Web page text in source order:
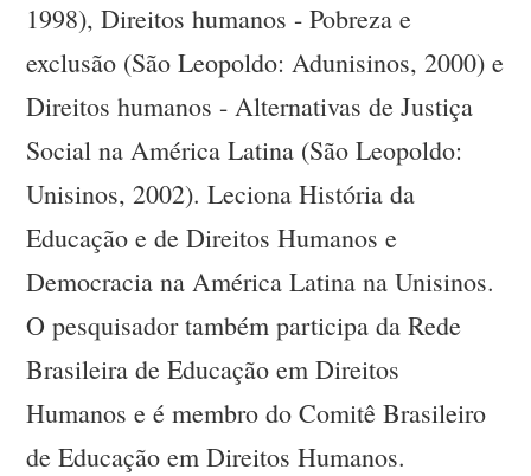
1998), Direitos humanos - Pobreza e
exclusão (São Leopoldo: Adunisinos, 2000) e
Direitos humanos - Alternativas de Justiça
Social na América Latina (São Leopoldo:
Unisinos, 2002). Leciona História da
Educação e de Direitos Humanos e
Democracia na América Latina na Unisinos.
O pesquisador também participa da Rede
Brasileira de Educação em Direitos
Humanos e é membro do Comitê Brasileiro
de Educação em Direitos Humanos.